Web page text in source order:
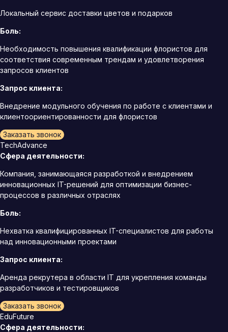
Локальный сервис доставки цветов и подарков
Боль:
Необходимость повышения квалификации флористов для
соответствия современным трендам и удовлетворения
запросов клиентов
Запрос клиента:
Внедрение модульного обучения по работе с клиентами и
клиентоориентированности для флористов
Заказать звонок
TechAdvance
Сфера деятельности:
Компания, занимающаяся разработкой и внедрением
инновационных IT-решений для оптимизации бизнес-
процессов в различных отраслях
Боль:
Нехватка квалифицированных IT-специалистов для работы
над инновационными проектами
Запрос клиента:
Аренда рекрутера в области IT для укрепления команды
разработчиков и тестировщиков
Заказать звонок
EduFuture
Сфера деятельности: